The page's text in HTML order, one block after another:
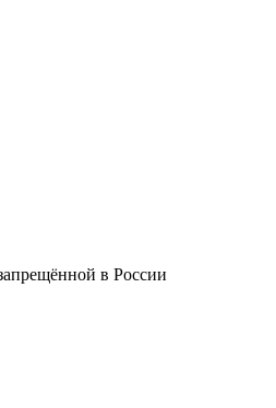
в России